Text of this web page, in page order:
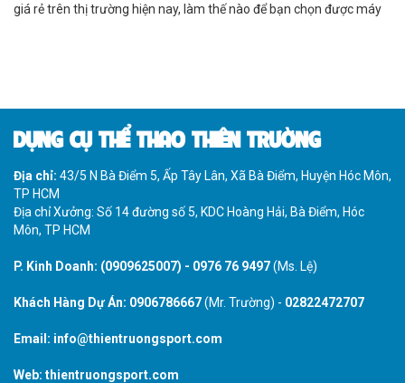
giá rẻ trên thị trường hiện nay, làm thế nào để bạn chọn được máy
DỤNG CỤ THỂ THAO THIÊN TRƯỜNG
Địa chỉ: 43/5 N Bà Điểm 5, Ấp Tây Lân, Xã Bà Điểm, Huyện Hóc Môn,
TP HCM
Địa chỉ Xưởng: Số 14 đường số 5, KDC Hoàng Hải, Bà Điểm, Hóc
Môn, TP HCM
P. Kinh Doanh: (0909625007) - 0976 76 9497(Ms. Lệ)
Khách Hàng Dự Án: 0906786667(Mr. Trường) - 02822472707
Email: info@thientruongsport.com
Web: thientruongsport.com